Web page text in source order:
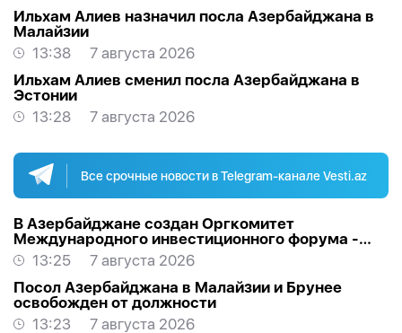
Ильхам Алиев назначил посла Азербайджана в
Малайзии
13:38
7 августа 2026
Ильхам Алиев сменил посла Азербайджана в
Эстонии
13:28
7 августа 2026
Все срочные новости в Telegram-канале Vesti.az
В Азербайджане создан Оргкомитет
Международного инвестиционного форума -
РАСПОРЯЖЕНИЕ
13:25
7 августа 2026
Посол Азербайджана в Малайзии и Брунее
освобожден от должности
13:23
7 августа 2026